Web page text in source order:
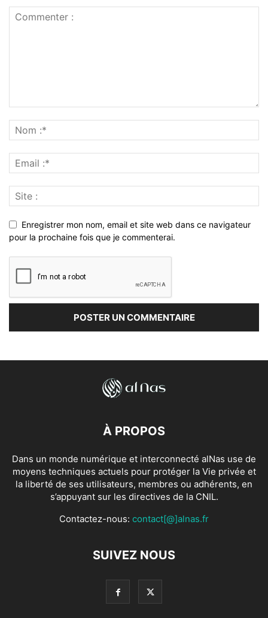
Enregistrer mon nom, email et site web dans ce navigateur
pour la prochaine fois que je commenterai.
À PROPOS
Dans un monde numérique et interconnecté alNas use de
moyens techniques actuels pour protéger la Vie privée et
la liberté de ses utilisateurs, membres ou adhérents, en
s’appuyant sur les directives de la CNIL.
Contactez-nous: contact[@]alnas.fr
SUIVEZ NOUS